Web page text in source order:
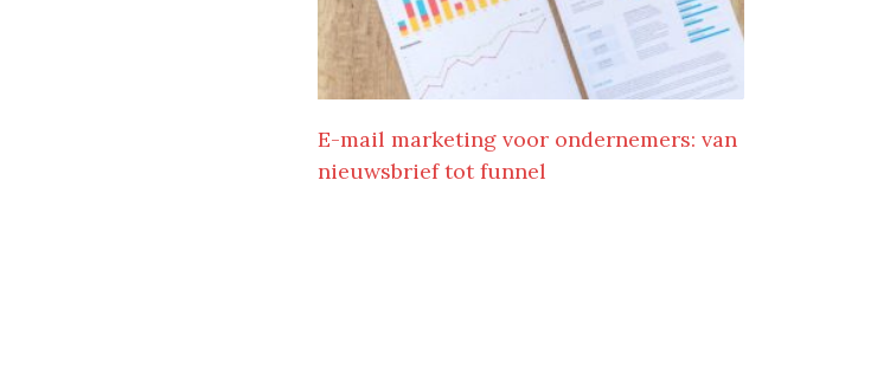
E-mail marketing voor ondernemers: van
nieuwsbrief tot funnel